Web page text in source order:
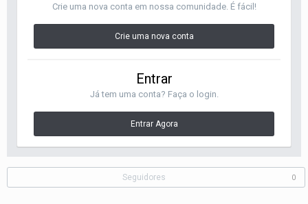
Crie uma nova conta em nossa comunidade. É fácil!
Crie uma nova conta
Entrar
Já tem uma conta? Faça o login.
Entrar Agora
Seguidores 0